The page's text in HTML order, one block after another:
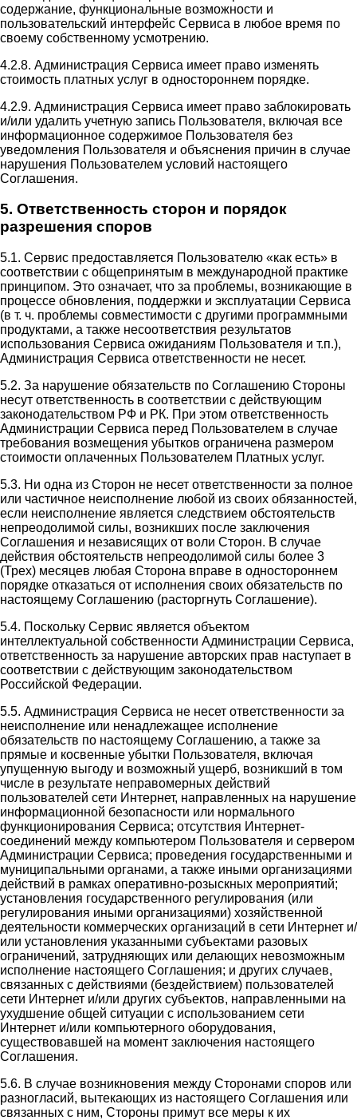
содержание, функциональные возможности и
пользовательский интерфейс Сервиса в любое время по
своему собственному усмотрению.
4.2.8. Администрация Сервиса имеет право изменять
стоимость платных услуг в одностороннем порядке.
4.2.9. Администрация Сервиса имеет право заблокировать
и/или удалить учетную запись Пользователя, включая все
информационное содержимое Пользователя без
уведомления Пользователя и объяснения причин в случае
нарушения Пользователем условий настоящего
Соглашения.
5. Ответственность сторон и порядок
разрешения споров
5.1. Сервис предоставляется Пользователю «как есть» в
соответствии с общепринятым в международной практике
принципом. Это означает, что за проблемы, возникающие в
процессе обновления, поддержки и эксплуатации Сервиса
(в т. ч. проблемы совместимости с другими программными
продуктами, а также несоответствия результатов
использования Сервиса ожиданиям Пользователя и т.п.),
Администрация Сервиса ответственности не несет.
5.2. За нарушение обязательств по Соглашению Стороны
несут ответственность в соответствии с действующим
законодательством РФ и РК. При этом ответственность
Администрации Сервиса перед Пользователем в случае
требования возмещения убытков ограничена размером
стоимости оплаченных Пользователем Платных услуг.
5.3. Ни одна из Сторон не несет ответственности за полное
или частичное неисполнение любой из своих обязанностей,
если неисполнение является следствием обстоятельств
непреодолимой силы, возникших после заключения
Соглашения и независящих от воли Сторон. В случае
действия обстоятельств непреодолимой силы более 3
(Трех) месяцев любая Сторона вправе в одностороннем
порядке отказаться от исполнения своих обязательств по
настоящему Соглашению (расторгнуть Соглашение).
5.4. Поскольку Сервис является объектом
интеллектуальной собственности Администрации Сервиса,
ответственность за нарушение авторских прав наступает в
соответствии с действующим законодательством
Российской Федерации.
5.5. Администрация Сервиса не несет ответственности за
неисполнение или ненадлежащее исполнение
обязательств по настоящему Соглашению, а также за
прямые и косвенные убытки Пользователя, включая
упущенную выгоду и возможный ущерб, возникший в том
числе в результате неправомерных действий
пользователей сети Интернет, направленных на нарушение
информационной безопасности или нормального
функционирования Сервиса; отсутствия Интернет-
соединений между компьютером Пользователя и сервером
Администрации Сервиса; проведения государственными и
муниципальными органами, а также иными организациями
действий в рамках оперативно-розыскных мероприятий;
установления государственного регулирования (или
регулирования иными организациями) хозяйственной
деятельности коммерческих организаций в сети Интернет и/
или установления указанными субъектами разовых
ограничений, затрудняющих или делающих невозможным
исполнение настоящего Соглашения; и других случаев,
связанных с действиями (бездействием) пользователей
сети Интернет и/или других субъектов, направленными на
ухудшение общей ситуации с использованием сети
Интернет и/или компьютерного оборудования,
существовавшей на момент заключения настоящего
Соглашения.
5.6. В случае возникновения между Сторонами споров или
разногласий, вытекающих из настоящего Соглашения или
связанных с ним, Стороны примут все меры к их